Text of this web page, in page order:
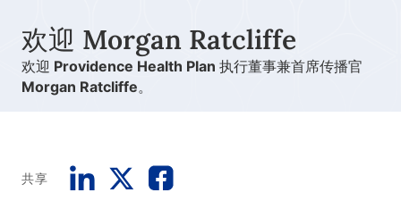
欢迎 Morgan Ratcliffe
欢迎 Providence Health Plan 执行董事兼首席传播官
Morgan Ratcliffe。
共享